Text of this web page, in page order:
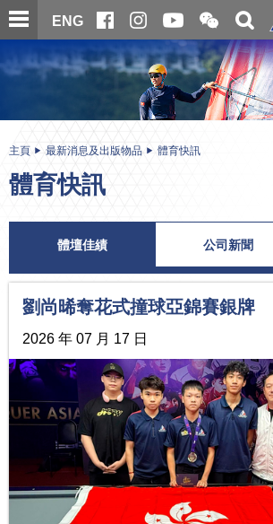
跳
至
內
ENG
開
合
微
信
二
維
碼
關
搜
尋
内
主頁 最新消息及出版物品 體育快訊
體育快訊
體壇佳績 公司新聞
劉尚晞奪花式撞球亞錦賽銀牌
2026 年 07 月 17 日